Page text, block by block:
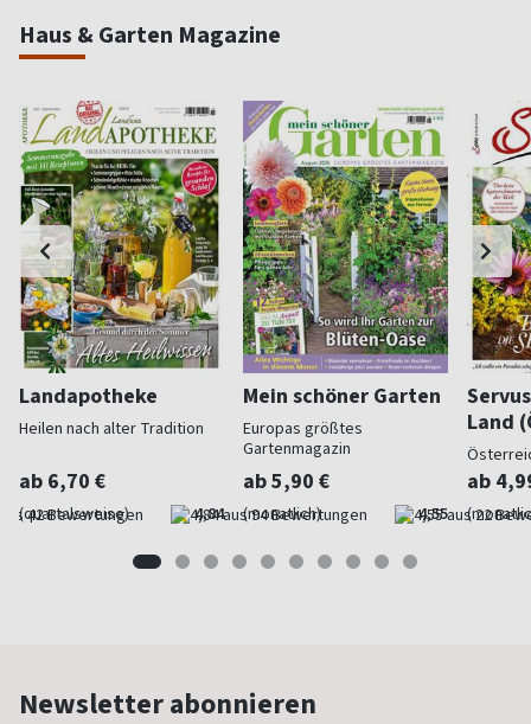
Haus & Garten Magazine
Landapotheke
Heilen nach alter Tradition
ab 6,70 €
(quartalsweise) 4,84
Mein schöner Garten
Europas größtes
Gartenmagazin
ab 5,90 €
(monatlich) 4,55
Land
ab
Newsletter abonnieren